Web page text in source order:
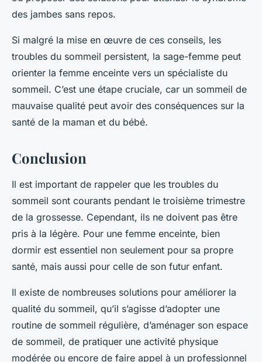
des jambes sans repos.
Si malgré la mise en œuvre de ces conseils, les
troubles du sommeil persistent, la sage-femme peut
orienter la femme enceinte vers un spécialiste du
sommeil. C’est une étape cruciale, car un sommeil de
mauvaise qualité peut avoir des conséquences sur la
santé de la maman et du bébé.
Conclusion
Il est important de rappeler que les troubles du
sommeil sont courants pendant le troisième trimestre
de la grossesse. Cependant, ils ne doivent pas être
pris à la légère. Pour une femme enceinte, bien
dormir est essentiel non seulement pour sa propre
santé, mais aussi pour celle de son futur enfant.
Il existe de nombreuses solutions pour améliorer la
qualité du sommeil, qu’il s’agisse d’adopter une
routine de sommeil régulière, d’aménager son espace
de sommeil, de pratiquer une activité physique
modérée ou encore de faire appel à un professionnel